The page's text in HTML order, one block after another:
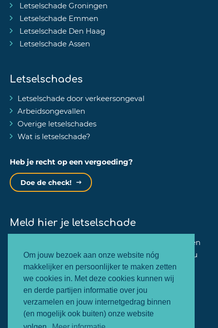
Om jouw bezoek aan onze website nóg
makkelijker en persoonlijker te maken zetten
we cookies in. Met deze cookies kunnen wij
en derde partijen informatie over jou
verzamelen en jouw internetgedrag binnen
(en mogelijk ook buiten) onze website
Letselschade Groningen
Letselschade Emmen
Letselschade Den Haag
Letselschade Assen
Letselschades
Letselschade door verkeersongeval
Arbeidsongevallen
Overige letselschades
Wat is letselschade?
Heb je recht op een vergoeding?
Doe de check!
Meld hier je letselschade
Binnen één minuut kan jij je zaak bij ons aanmelden
en zullen wij dezelfde werkdag nog contact met jou
opnemen.
Letselschade melden